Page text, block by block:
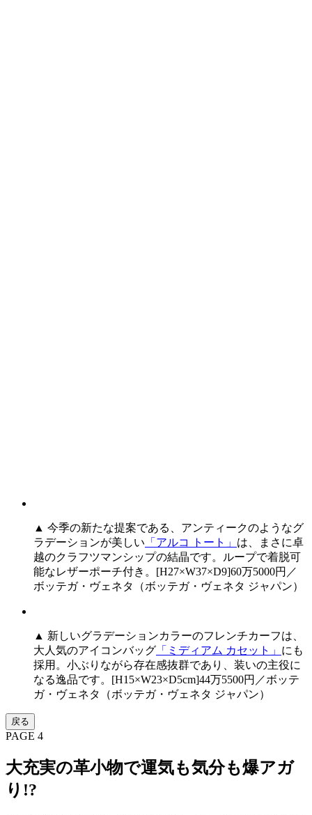
▲ 今季の新たな提案である、アンティークのようなグ
ラデーションが美しい 「アルコ トート」 は、まさに卓
越のクラフツマンシップの結晶です。ループで着脱可
能なレザーポーチ付き。[H27×W37×D9]60万5000円／
ボッテガ・ヴェネタ（ボッテガ・ヴェネタ ジャパン）
▲ 新しいグラデーションカラーのフレンチカーフは、
大人気のアイコンバッグ 「ミディアム カセット」 にも
採用。小ぶりながら存在感抜群であり、装いの主役に
なる逸品です。[H15×W23×D5cm]44万5500円／ボッテ
ガ・ヴェネタ（ボッテガ・ヴェネタ ジャパン）
戻る
PAGE 4
大充実の革小物で運気も気分も爆アガ
り!?